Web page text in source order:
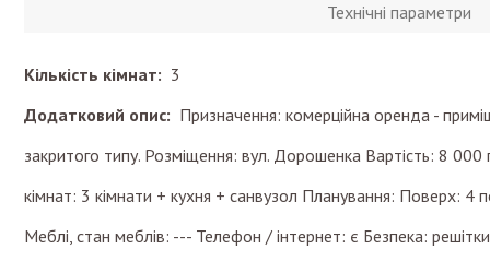
Технічні параметри
Кількість кімнат: 3
Додатковий опис: Призначення: комерційна оренда -
закритого типу. Розміщення: вул. Дорошенка Вартість: 8 000
кімнат: 3 кімнати + кухня + санвузол Планування: Поверх:
Меблі, стан меблів: --- Телефон / інтернет: є Безпека: решітки